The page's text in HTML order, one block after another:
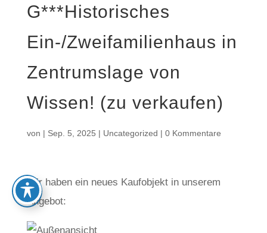
G***Historisches
Ein-/Zweifamilienhaus in
Zentrumslage von
Wissen! (zu verkaufen)
von | Sep. 5, 2025 | Uncategorized | 0 Kommentare
Wir haben ein neues Kaufobjekt in unserem
Angebot: